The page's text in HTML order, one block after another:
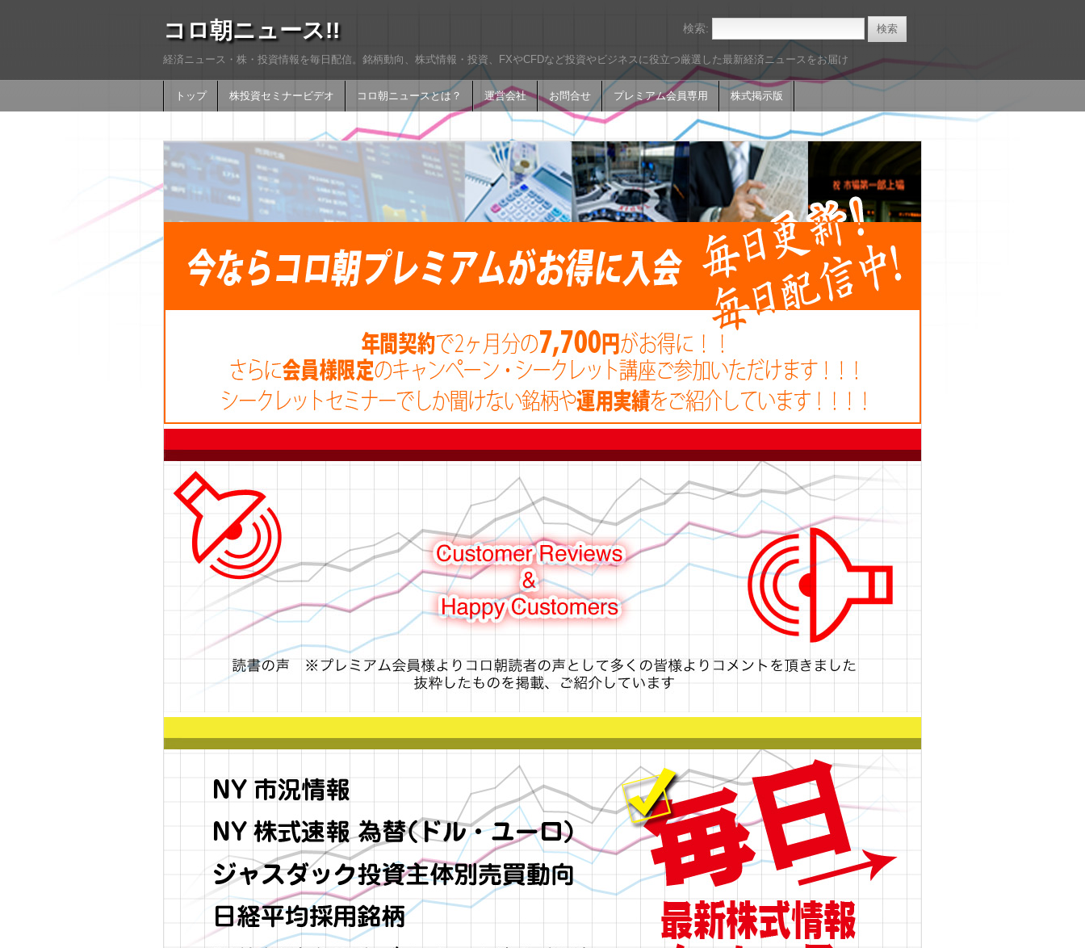
コロ朝ニュース!!
経済ニュース・株・投資情報を毎日配信。銘柄動向、株式情報・投資、FXやCFDなど投資やビジネスに役立つ厳選した最新経済ニュースをお届け
トップ 株投資セミナービデオ コロ朝ニュースとは？ 運営会社 お問合せ プレミアム会員専用 株式掲示版
検索: